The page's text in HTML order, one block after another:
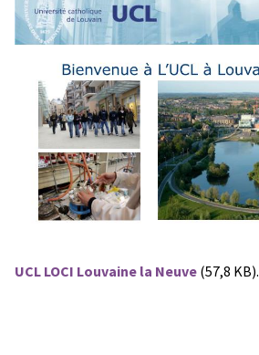
UCL LOCI Louvaine la Neuve (57,8 KB).